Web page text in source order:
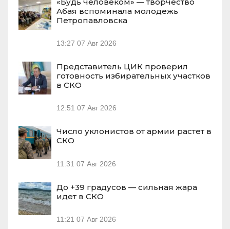
Абая вспоминала молодежь
Петропавловска
13:27 07 Авг 2026
Представитель ЦИК проверил
готовность избирательных участков
в СКО
12:51 07 Авг 2026
Число уклонистов от армии растет в
СКО
11:31 07 Авг 2026
До +39 градусов — сильная жара
идет в СКО
11:21 07 Авг 2026